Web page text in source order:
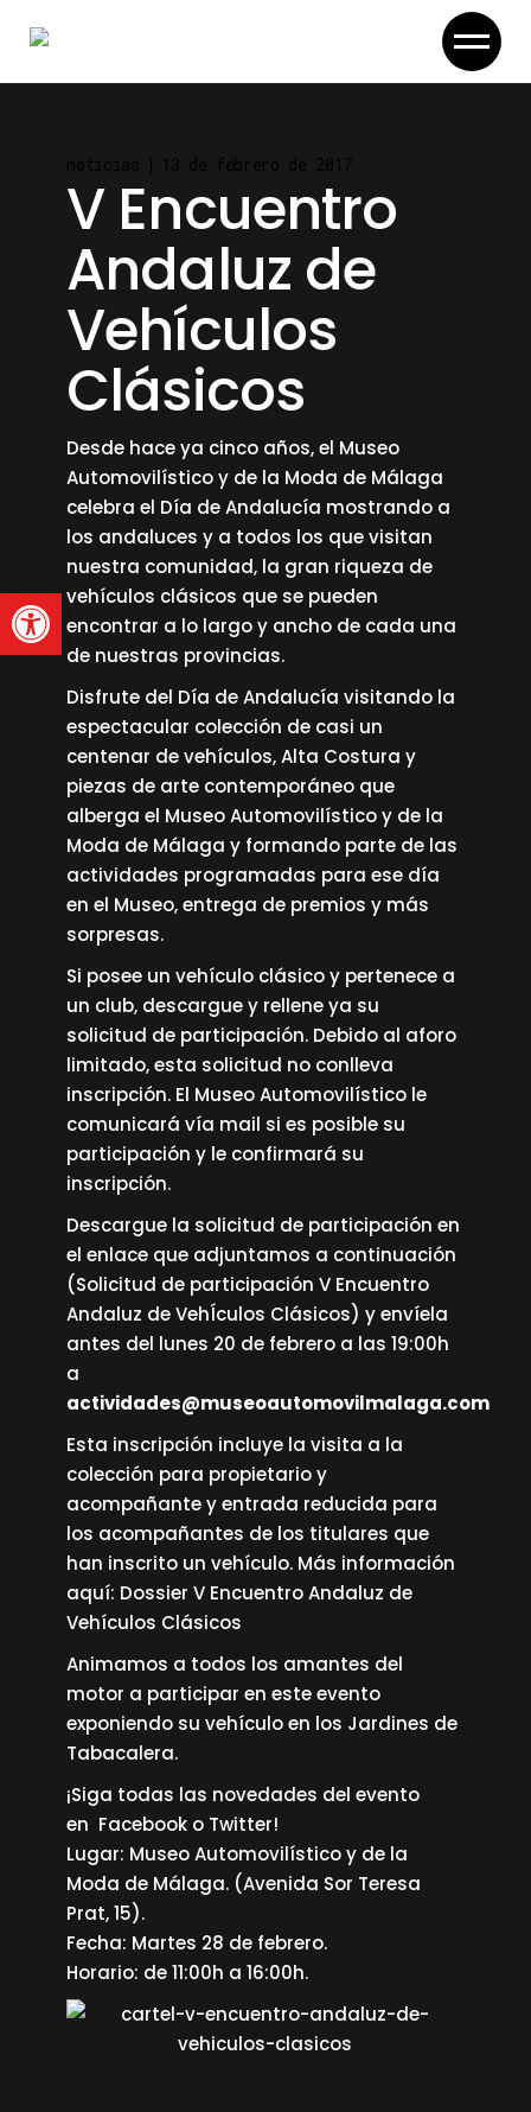
V Encuentro
Andaluz de
Vehículos
Clásicos
Desde hace ya cinco años, el Museo
Automovilístico y de la Moda de Málaga
celebra el Día de Andalucía mostrando a
los andaluces y a todos los que visitan
nuestra comunidad, la gran riqueza de
vehículos clásicos que se pueden
encontrar a lo largo y ancho de cada una
de nuestras provincias.
Disfrute del Día de Andalucía visitando la
espectacular colección de casi un
centenar de vehículos, Alta Costura y
piezas de arte contemporáneo que
alberga el Museo Automovilístico y de la
Moda de Málaga y formando parte de las
actividades programadas para ese día
en el Museo, entrega de premios y más
sorpresas.
Si posee un vehículo clásico y pertenece a
un club, descargue y rellene ya su
solicitud de participación. Debido al aforo
limitado, esta solicitud no conlleva
inscripción. El Museo Automovilístico le
comunicará vía mail si es posible su
participación y le confirmará su
inscripción.
Descargue la solicitud de participación en
el enlace que adjuntamos a continuación
(Solicitud de participación V Encuentro
Andaluz de VehÍculos Clásicos) y envíela
antes del lunes 20 de febrero a las 19:00h
a
actividades@museoautomovilmalaga.com
Esta inscripción incluye la visita a la
colección para propietario y
acompañante y entrada reducida para
los acompañantes de los titulares que
han inscrito un vehículo. Más información
aquí: Dossier V Encuentro Andaluz de
Vehículos Clásicos
Animamos a todos los amantes del
motor a participar en este evento
exponiendo su vehículo en los Jardines de
Tabacalera.
¡Siga todas las novedades del evento
en Facebook o Twitter!
Lugar: Museo Automovilístico y de la
Moda de Málaga. (Avenida Sor Teresa
Prat, 15).
Fecha: Martes 28 de febrero.
Horario: de 11:00h a 16:00h.
Abrir barra de